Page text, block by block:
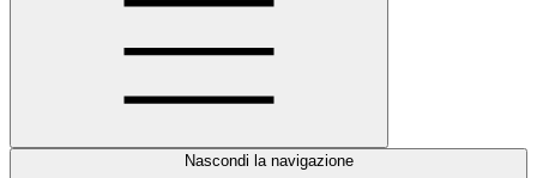
Nascondi la navigazione